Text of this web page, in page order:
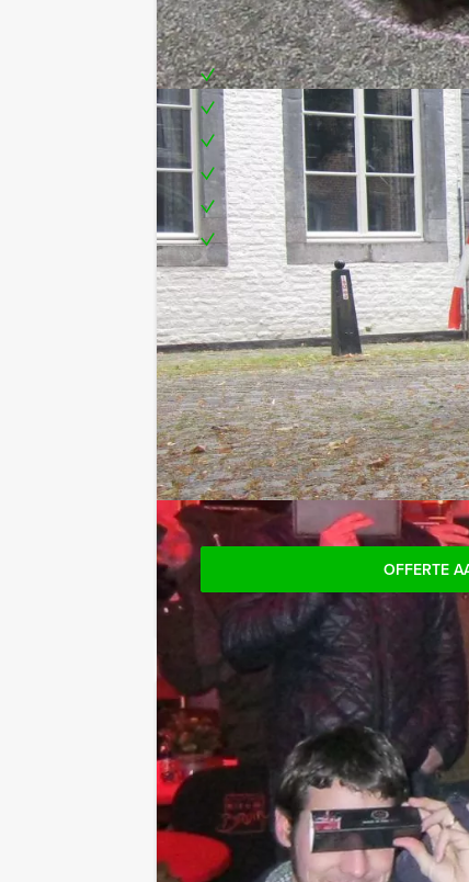
Jouw uitje
Prijs :
12 - 19 personen
€ 59,50
20 - 29 personen
€ 56,50
30 - 39 personen
€ 54,50
Inclusief:
Gezellige begeleiding
3-gangen lunch in drie
Spelbenodigdheden
Teambuilding
Leuke prijs voor de winnende
Te boeken op de door jullie
Optioneel:
Niet telkens uw knip hoeven
het drankarrangement, waarbij u
verrassingen te staan!
Reservering voor kleinere
Komt u niet aan het minimale
gewoon voor minder personen
OFFERTE